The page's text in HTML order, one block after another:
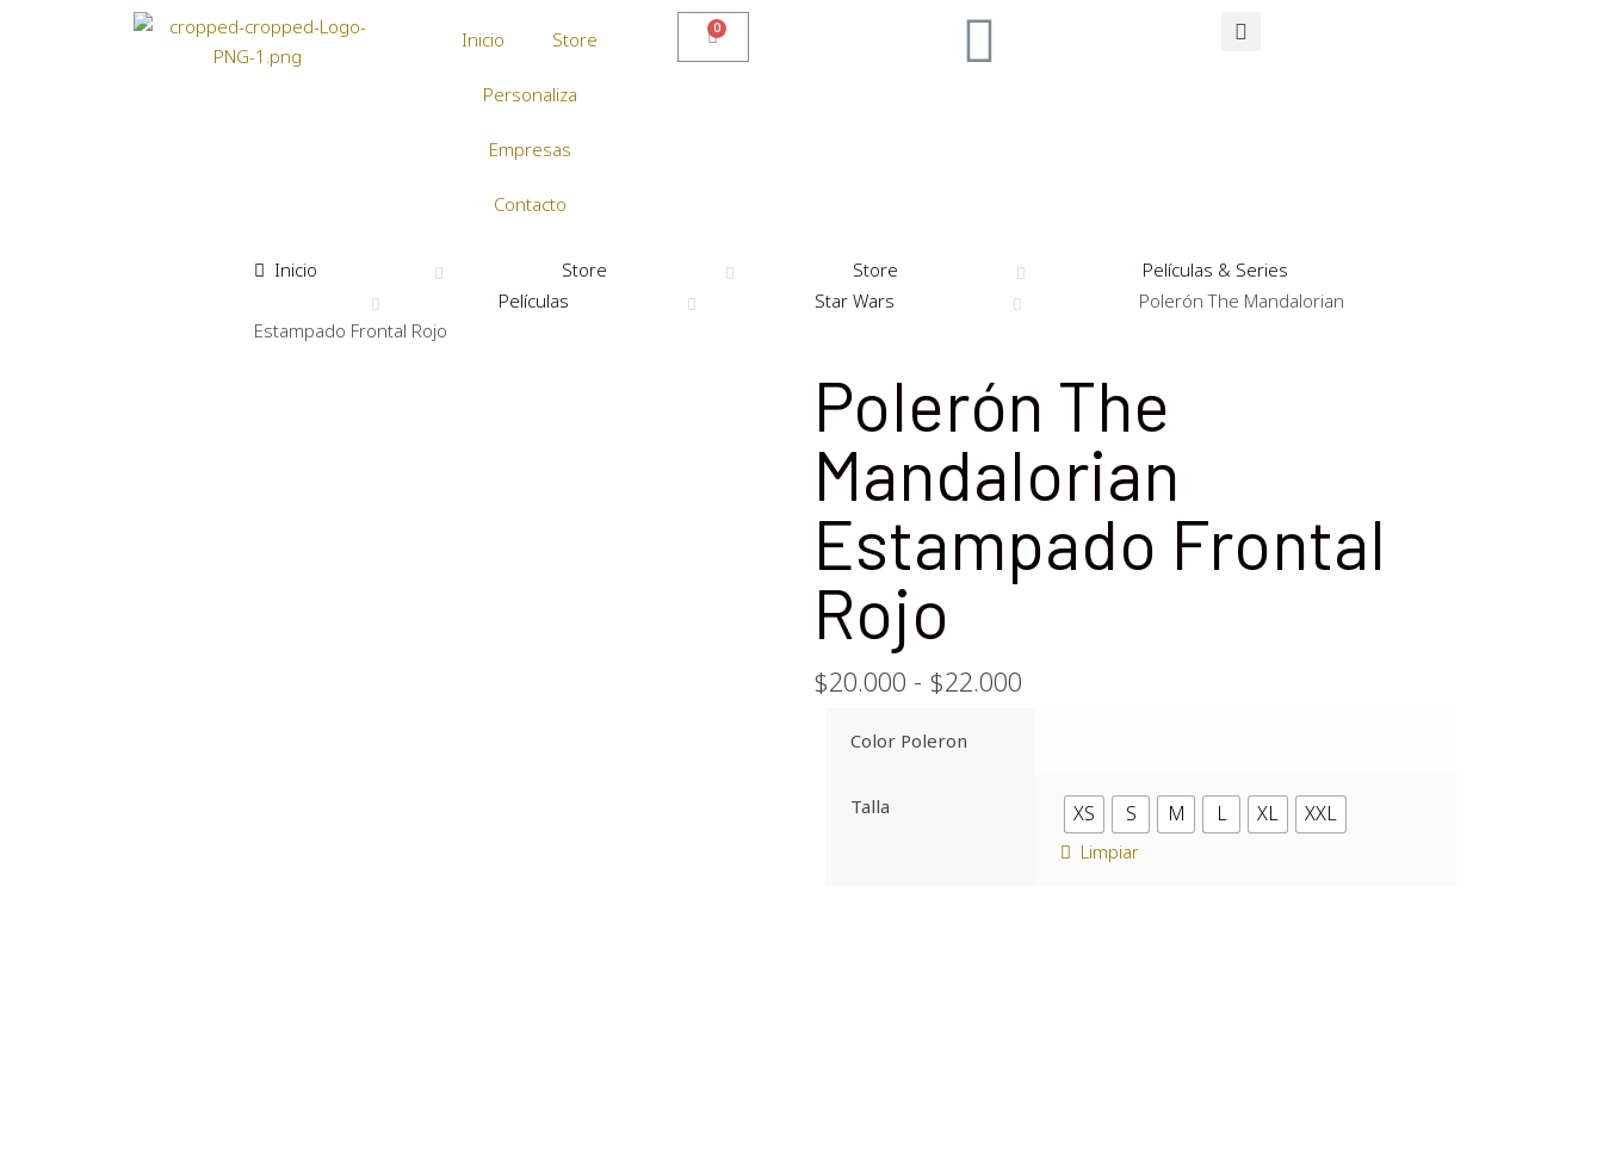
Inicio Store
Personaliza
Empresas
Contacto
Inicio Store Store
Películas & Series
Películas
Star Wars
Polerón The Mandalorian
Estampado Frontal Rojo
Polerón The
Mandalorian
Estampado Frontal
Rojo
$20.000 - $22.000
Color Poleron
Talla XS S M L XL XXL
Limpiar